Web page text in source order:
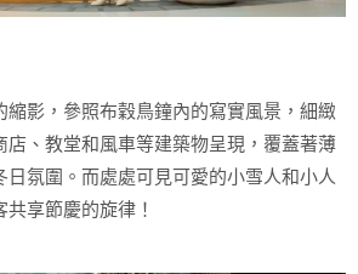
影，參照布穀鳥鐘內的寫實風景，細緻
、教堂和風車等建築物呈現，覆蓋著薄
氛圍。而處處可見可愛的小雪人和小人
享節慶的旋律！